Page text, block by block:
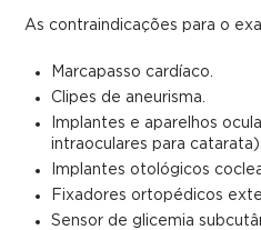
As contraindicações para o
Marcapasso cardíaco.
Clipes de aneurisma.
Implantes e aparelhos
intraoculares para catarata).
Implantes otológicos
Fixadores ortopédicos
Sensor de glicemia